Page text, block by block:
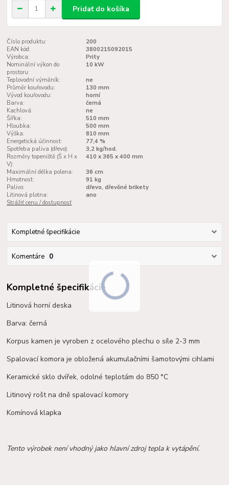
Pridať do košíka
Číslo produktu:
200
EAN kód:
3800215092015
Výrobca:
Prity
Nominální výkon do
prostoru:
10 kW
Teplovodní výměník:
ne
Průměr kouřovodu:
130 mm
Vývod kouřovodu:
horní
Barva:
černá
Kachlová:
ne
Šířka:
510 mm
Hloubka:
500 mm
Výška:
810 mm
Energetická účinnost:
77,4 %
Spotřeba paliva (dřevo):
3,2 kg/hod.
Rozměry topeniště (Š x H x
V):
410 x 365 x 400 mm
Maximální délka polena:
36 cm
Hmotnost:
91 kg
Palivo:
dřevo, dřevěné brikety
Litinová plotna:
ano
Strážiť cenu / dostupnosť
Kompletné špecifikácie
Komentáre 0
Kompletné špecifikácie
Litinová horní deska
Barva: černá
Korpus kamen je vyroben z ocelového plechu o síle 2-3 mm
Spalovací komora je obložená akumulačními šamotovýmicihlami
Keramické sklo dvířek, odolné teplotám do 850 °C
Litinový rošt na dně spalovací komory
Komínová klapka
Tento výrobek není vhodný jako hlavní zdroj tepla k vytápění.